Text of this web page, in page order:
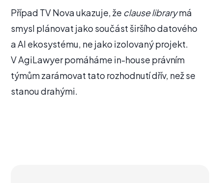
Případ TV Nova ukazuje, že clause librarymá
smysl plánovat jako součást širšího datového
a AI ekosystému, ne jako izolovaný projekt.
V AgiLawyer pomáháme in-house právním
týmům zarámovat tato rozhodnutí dřív, než se
stanou drahými.